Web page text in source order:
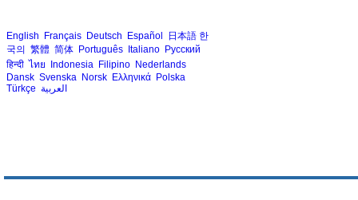
English Français Deutsch Español 日本語 한
국의 繁體 简体 Português Italiano Русский
हिन्दी ไทย Indonesia Filipino Nederlands
Dansk Svenska Norsk Ελληνικά Polska
Türkçe العربية